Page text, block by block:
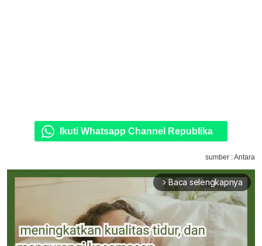
Ikuti Whatsapp Channel Republika
sumber : Antara
arrow_forward_ios Baca selengkapnya